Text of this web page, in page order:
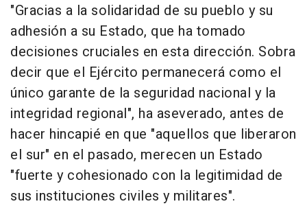
"Gracias a la solidaridad de su pueblo y su
adhesión a su Estado, que ha tomado
decisiones cruciales en esta dirección. Sobra
decir que el Ejército permanecerá como el
único garante de la seguridad nacional y la
integridad regional", ha aseverado, antes de
hacer hincapié en que "aquellos que liberaron
el sur" en el pasado, merecen un Estado
"fuerte y cohesionado con la legitimidad de
sus instituciones civiles y militares".